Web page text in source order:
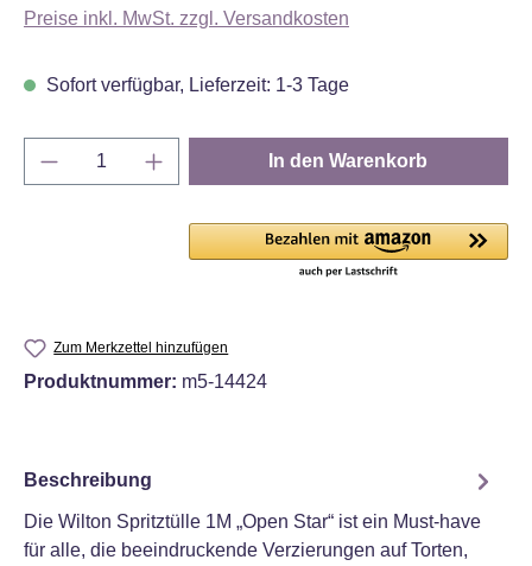
Preise inkl. MwSt. zzgl. Versandkosten
Sofort verfügbar, Lieferzeit: 1-3 Tage
Produkt Anzahl: Gib den gewünschten
In den Warenkorb
Zum Merkzettel hinzufügen
Produktnummer: m5-14424
Beschreibung
Die Wilton Spritztülle 1M „Open Star“ ist ein Must-have
für alle, die beeindruckende Verzierungen auf Torten,